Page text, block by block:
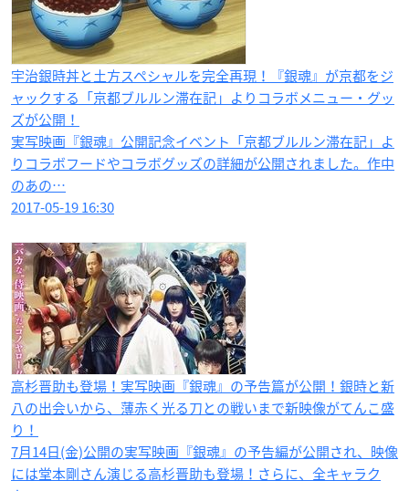
宇治銀時丼と土方スペシャルを完全再現！『銀魂』が京都をジ
ャックする「京都ブルルン滞在記」よりコラボメニュー・グッ
ズが公開！
実写映画『銀魂』公開記念イベント「京都ブルルン滞在記」よ
りコラボフードやコラボグッズの詳細が公開されました。作中
のあの…
2017-05-19 16:30
高杉晋助も登場！実写映画『銀魂』の予告篇が公開！銀時と新
八の出会いから、薄赤く光る刀との戦いまで新映像がてんこ盛
り！
7月14日(金)公開の実写映画『銀魂』の予告編が公開され、映像
には堂本剛さん演じる高杉晋助も登場！さらに、全キャラク